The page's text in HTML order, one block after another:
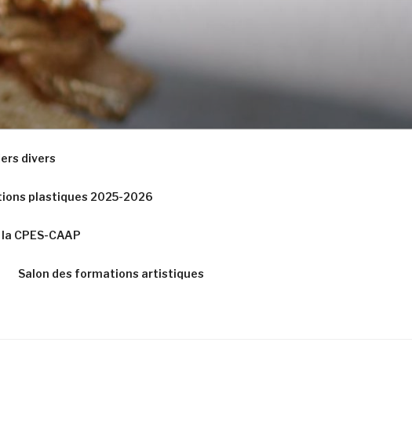
divers
plastiques 2025-2026
CPES-CAAP
Salon des formations artistiques